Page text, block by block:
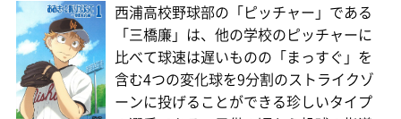
西浦高校野球部の「ピッチャー」である
「三橋廉」は、他の学校のピッチャーに
比べて球速は遅いものの「まっすぐ」を
含む4つの変化球を9分割のストライクゾ
ーンに投げることができる珍しいタイプ